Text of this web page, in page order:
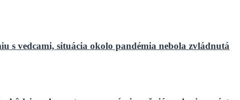
s vedcami, situácia okolo pandémia nebola zvládnutá